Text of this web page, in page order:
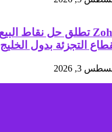
التجزئة بدول الخليج
3, 2026